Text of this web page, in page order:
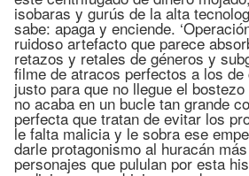
isobaras y gurús de la alta
sabe: apaga y enciende.
ruidoso artefacto que parece
retazos y retales de géneros y
filme de atracos perfectos a los
justo para que no llegue el
no acaba en un bucle tan grande
perfecta que tratan de evitar los
le falta malicia y le sobra ese
darle protagonismo al huracán
personajes que pululan por esta